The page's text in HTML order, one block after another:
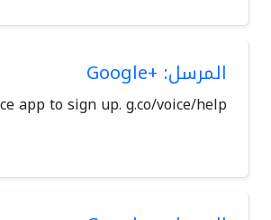
المرسل: +Google
app to sign up. g.co/voice/help